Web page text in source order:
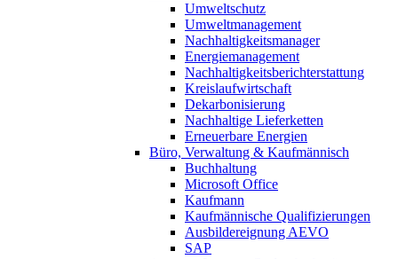
Umweltschutz
Umweltmanagement
Nachhaltigkeitsmanager
Energiemanagement
Nachhaltigkeitsberichterstattung
Kreislaufwirtschaft
Dekarbonisierung
Nachhaltige Lieferketten
Erneuerbare Energien
Büro, Verwaltung & Kaufmännisch
Buchhaltung
Microsoft Office
Kaufmann
Kaufmännische Qualifizierungen
Ausbildereignung AEVO
SAP